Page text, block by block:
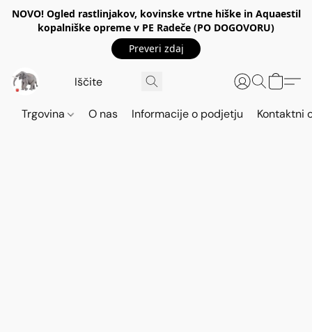
NOVO! Ogled rastlinjakov, kovinske vrtne hiške in Aquaestil
kopalniške opreme v PE Radeče (PO DOGOVORU)
Preveri zdaj
Trgovina O nas Informacije o podjetju Kontaktni